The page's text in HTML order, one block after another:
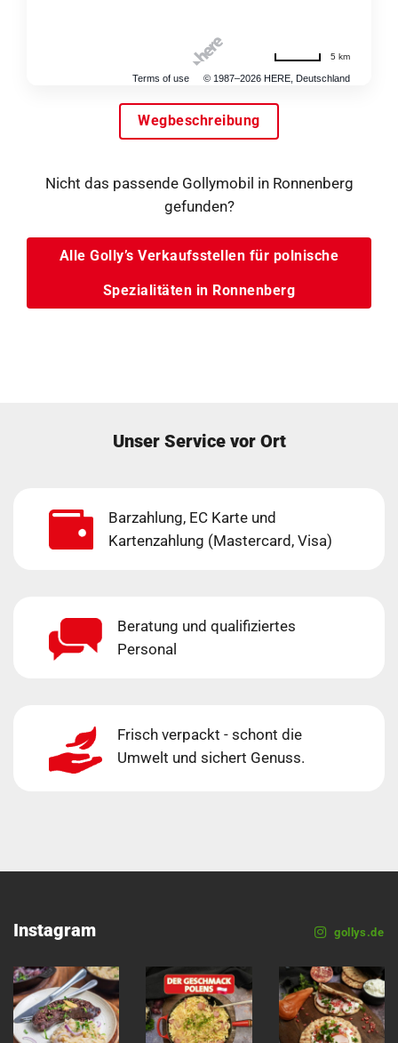
Terms of use © 1987–2026 HERE, Deutschland
5 km
Wegbeschreibung
Nicht das passende Gollymobil in Ronnenberg
gefunden?
Alle Golly’s Verkaufsstellen für polnische
Spezialitäten in Ronnenberg
Unser Service vor Ort
Barzahlung, EC Karte und
Kartenzahlung (Mastercard, Visa)
Beratung und qualifiziertes
Personal
Frisch verpackt - schont die
Umwelt und sichert Genuss.
Instagram gollys.de